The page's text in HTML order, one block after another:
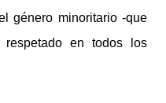
género minoritario -que
en todos los